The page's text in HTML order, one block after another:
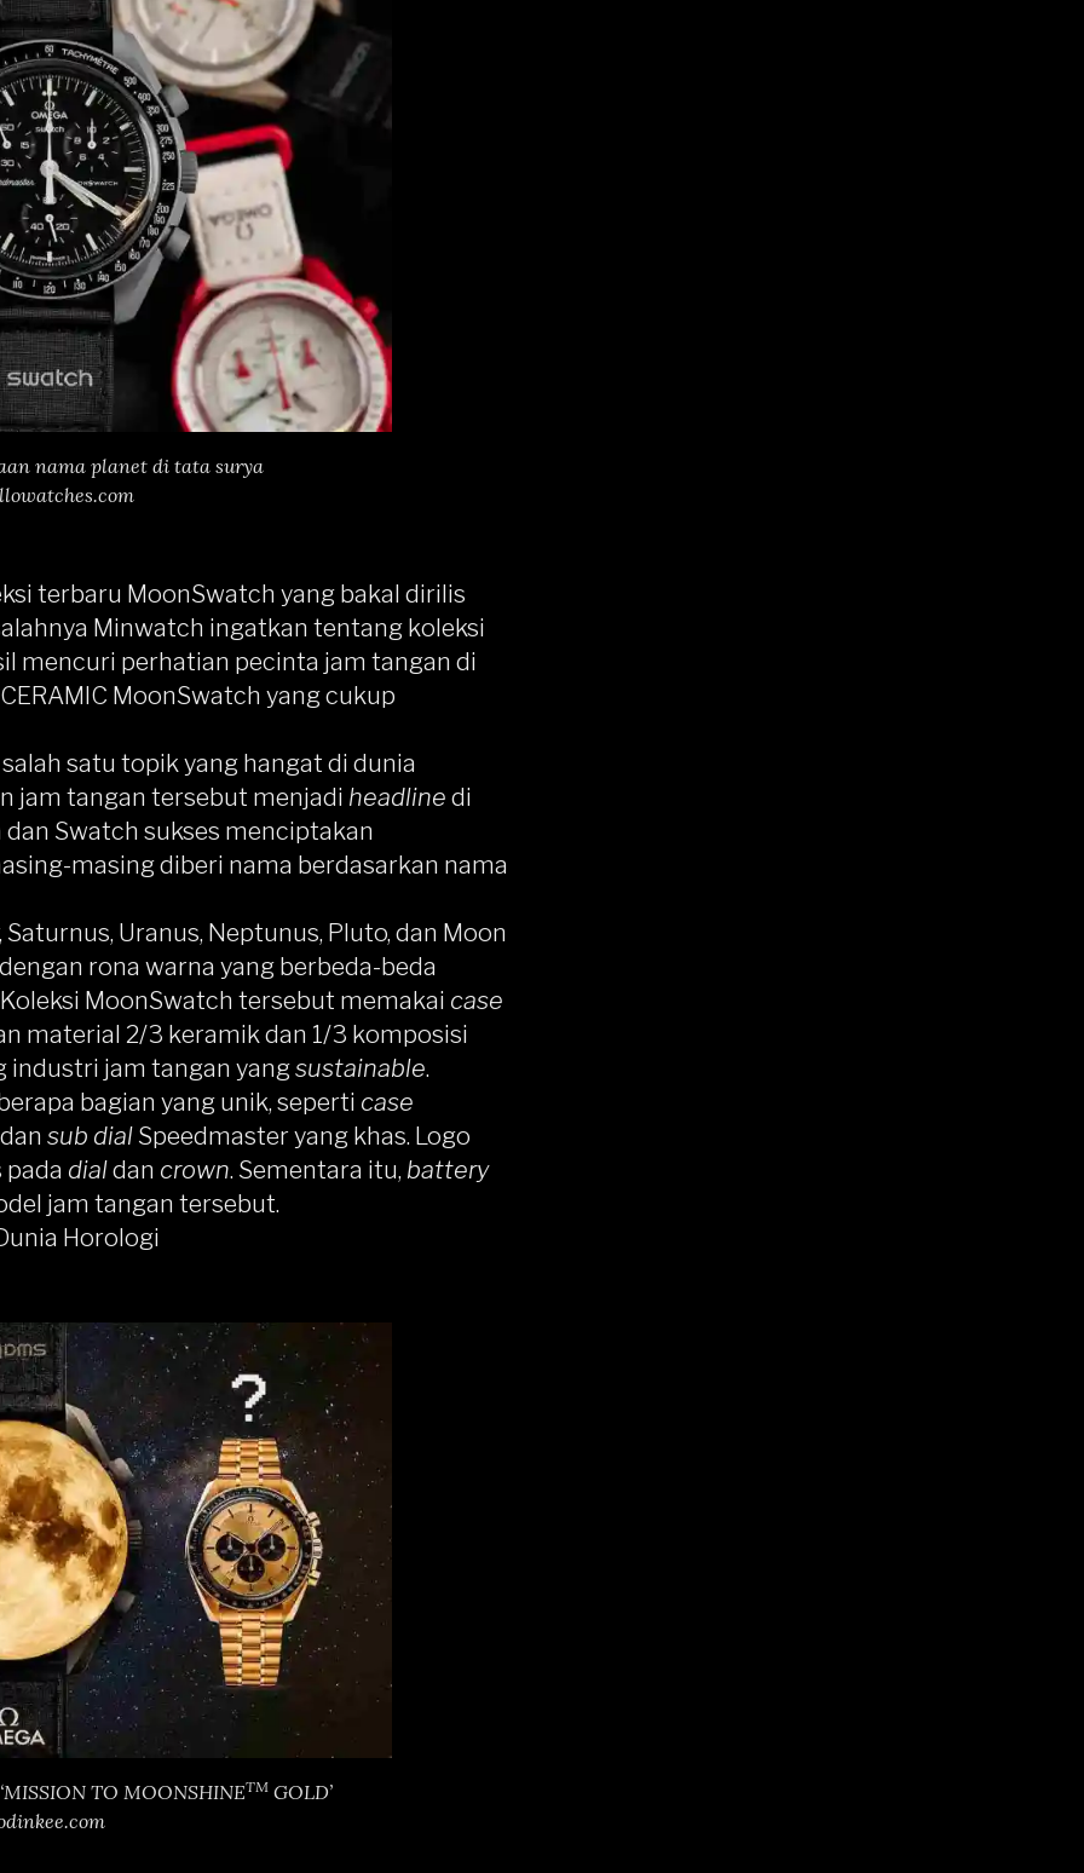
nama planet di tata surya
terbaru MoonSwatch yang bakal dirilis
Minwatch ingatkan tentang koleksi
mencuri perhatian pecinta jam tangan di
MoonSwatch yang cukup
satu topik yang hangat di dunia
jam tangan tersebut menjadi headline di
Swatch sukses menciptakan
masing diberi nama berdasarkan nama
, Saturnus, Uranus, Neptunus, Pluto, dan Moon
rona warna yang berbeda-beda
Koleksi MoonSwatch tersebut memakai case
material 2/3 keramik dan 1/3 komposisi
industri jam tangan yangsustainable.
bagian yang unik, seperti case
dan sub dial Speedmaster yang khas. Logo
pada dialdan crown. Sementara itu, battery
jam tangan tersebut.
Horologi
TO MOONSHINETMGOLD’